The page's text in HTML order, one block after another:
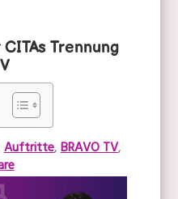
Trennung
Auftritte,BRAVO TV,